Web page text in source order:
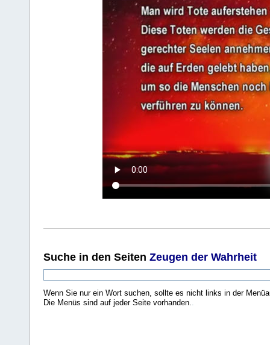
Suche in den Seiten Zeugen der Wahrheit
Wenn Sie nur ein Wort suchen, sollte es nicht links in der
Die Menüs sind auf jeder Seite vorhanden..